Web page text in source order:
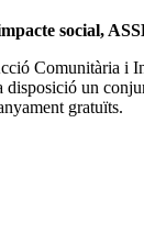
social,
Comunitària i
disposició un
gratuïts.